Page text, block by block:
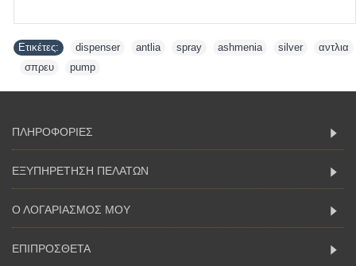
Ετικέτες: dispenser antlia spray ashmenia silver
αντλια
σπρευ pump
ΠΛΗΡΟΦΟΡΙΕΣ
ΕΞΥΠΗΡΕΤΗΣΗ ΠΕΛΑΤΩΝ
Ο ΛΟΓΑΡΙΑΣΜΟΣ ΜΟΥ
ΕΠΙΠΡΟΣΘΕΤΑ